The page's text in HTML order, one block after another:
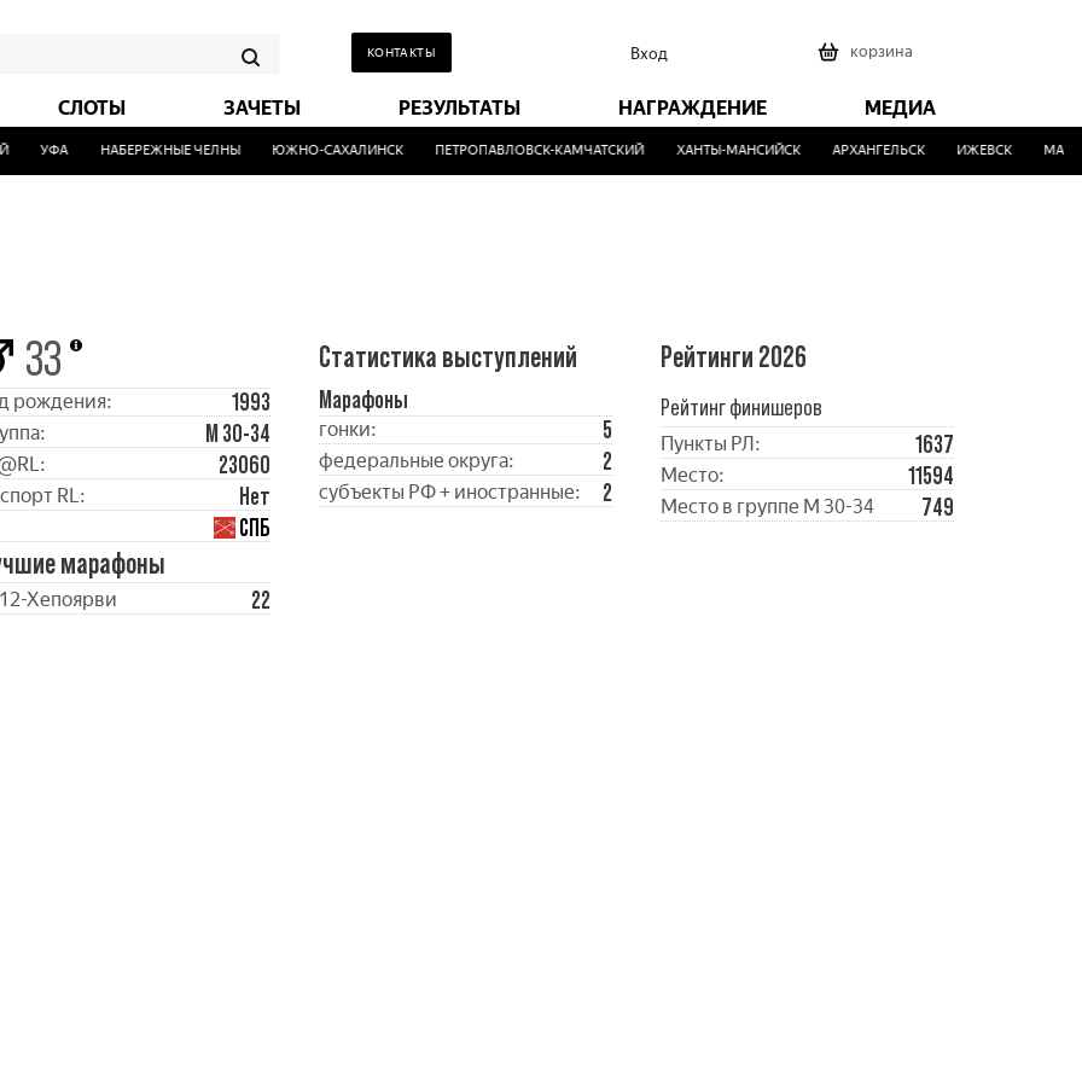
КОНТАКТЫ Вход корзина
СЛОТЫ ЗАЧЕТЫ РЕЗУЛЬТАТЫ НАГРАЖДЕНИЕ МЕДИА
УФА НАБЕРЕЖНЫЕ ЧЕЛНЫ ЮЖНО-САХАЛИНСК ПЕТРОПАВЛОВСК-КАМЧАТСКИЙ ХАНТЫ-МАНСИЙСК АРХАНГЕЛЬСК ИЖЕВСК
33
рождения: 1993
М 30-34
23060
RL:
Нет
СПБ
марафоны
Хепоярви 22
Статистика выступлений
Марафоны
гонки: 5
федеральные округа: 2
субъекты РФ + иностранные: 2
Рейтинги 2026
Рейтинг финишеров
Пункты РЛ: 1637
Место: 11594
Место в группе М 30-34 749